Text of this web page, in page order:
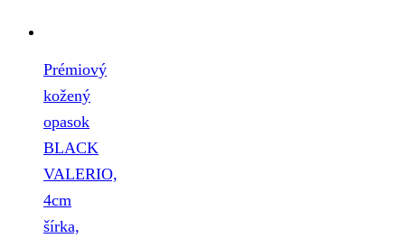
Prémiový
kožený
opasok
BLACK
VALERIO,
4cm
šírka,